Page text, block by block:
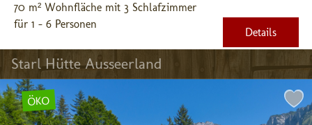
70 m² Wohnfläche mit 3 Schlafzimmer
für 1 - 6 Personen
Details
Starl Hütte Ausseerland
ÖKO